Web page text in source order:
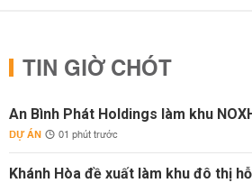
TIN GIỜ CHÓT
An Bình Phát Holdings làm khu
DỰ ÁN 01 phút trước
Khánh Hòa đề xuất làm khu đô thị